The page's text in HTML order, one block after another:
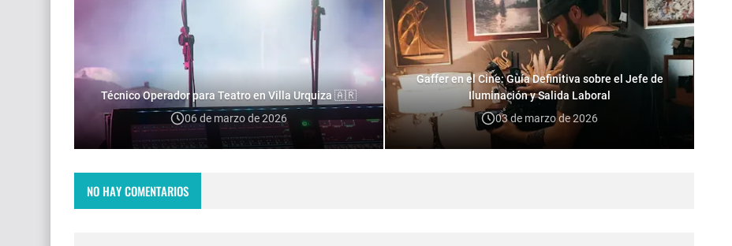
Técnico Operador para Teatro en Villa Urquiza 🇦🇷
06 de marzo de 2026
Gaffer en el Cine: Guía Definitiva sobre el Jefe de
Iluminación y Salida Laboral
03 de marzo de 2026
NO HAY COMENTARIOS